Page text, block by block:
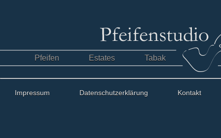
Pfeifen Estates Tabak
Impressum Datenschutzerklärung Kontakt